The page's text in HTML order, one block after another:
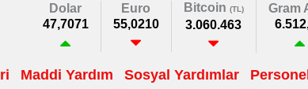
Dolar
47,7071
Euro
55,0210
Bitcoin (TL)
3.060.463
Gram
Maddi Yardım Sosyal Yardımlar